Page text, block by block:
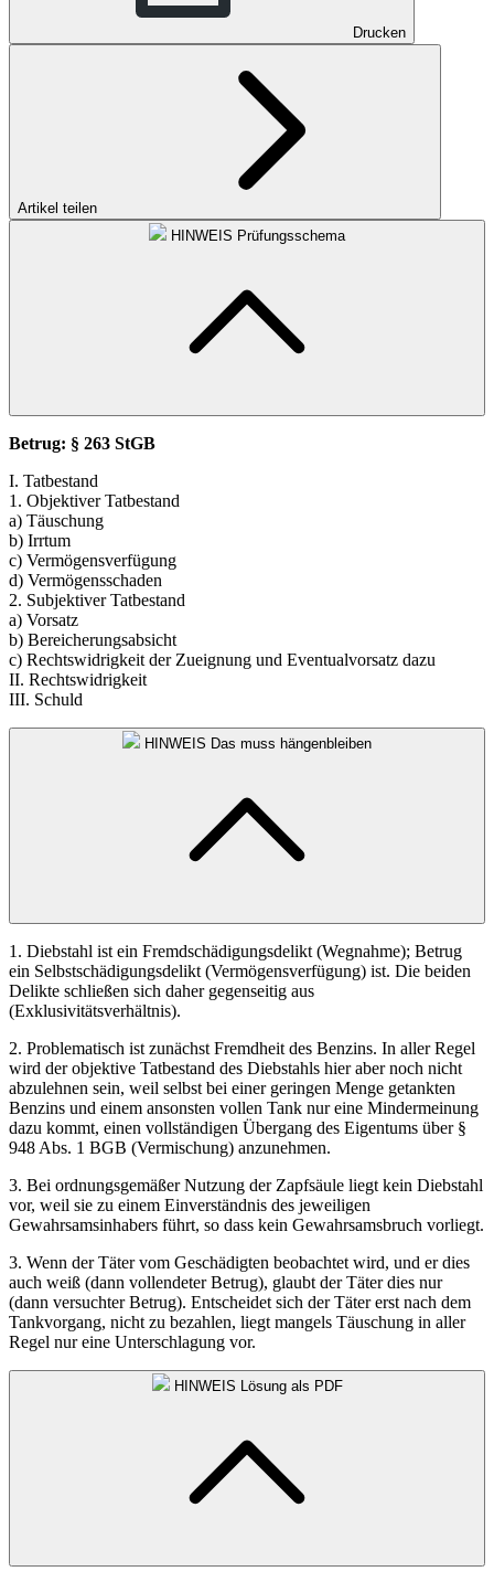
Drucken
Artikel teilen
HINWEIS Prüfungsschema
Betrug: § 263 StGB
I. Tatbestand
1. Objektiver Tatbestand
a) Täuschung
b) Irrtum
c) Vermögensverfügung
d) Vermögensschaden
2. Subjektiver Tatbestand
a) Vorsatz
b) Bereicherungsabsicht
c) Rechtswidrigkeit der Zueignung und Eventualvorsatz dazu
II. Rechtswidrigkeit
III. Schuld
HINWEIS Das muss hängenbleiben
1. Diebstahl ist ein Fremdschädigungsdelikt (Wegnahme); Betrug
ein Selbstschädigungsdelikt (Vermögensverfügung) ist. Die beiden
Delikte schließen sich daher gegenseitig aus
(Exklusivitätsverhältnis).
2. Problematisch ist zunächst Fremdheit des Benzins. In aller Regel
wird der objektive Tatbestand des Diebstahls hier aber noch nicht
abzulehnen sein, weil selbst bei einer geringen Menge getankten
Benzins und einem ansonsten vollen Tank nur eine Mindermeinung
dazu kommt, einen vollständigen Übergang des Eigentums über §
948 Abs. 1 BGB (Vermischung) anzunehmen.
3. Bei ordnungsgemäßer Nutzung der Zapfsäule liegt kein Diebstahl
vor, weil sie zu einem Einverständnis des jeweiligen
Gewahrsamsinhabers führt, so dass kein Gewahrsamsbruch vorliegt.
3. Wenn der Täter vom Geschädigten beobachtet wird, und er dies
auch weiß (dann vollendeter Betrug), glaubt der Täter dies nur
(dann versuchter Betrug). Entscheidet sich der Täter erst nach dem
Tankvorgang, nicht zu bezahlen, liegt mangels Täuschung in aller
Regel nur eine Unterschlagung vor.
HINWEIS Lösung als PDF